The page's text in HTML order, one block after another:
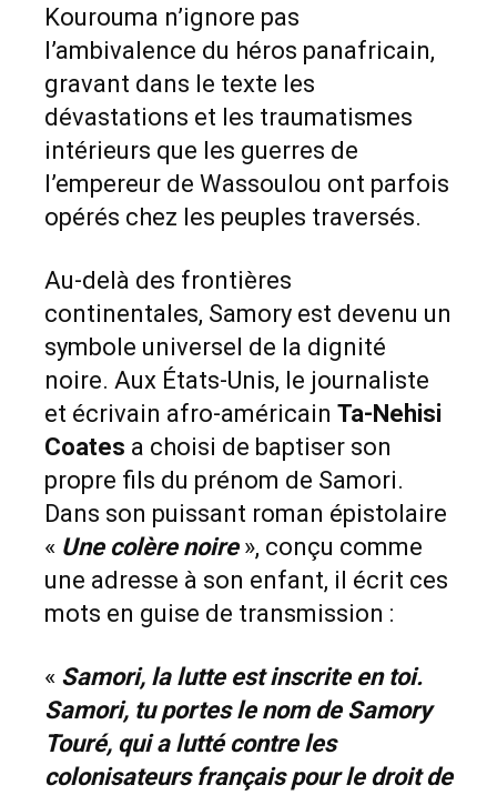
Kourouma n’ignore pas
l’ambivalence du héros panafricain,
gravant dans le texte les
dévastations et les traumatismes
intérieurs que les guerres de
l’empereur de Wassoulou ont parfois
opérés chez les peuples traversés.
Au-delà des frontières
continentales, Samory est devenu un
symbole universel de la dignité
noire. Aux États-Unis, le journaliste
et écrivain afro-américain Ta-Nehisi
Coates a choisi de baptiser son
propre fils du prénom de Samori.
Dans son puissant roman épistolaire
« Une colère noire », conçu comme
une adresse à son enfant, il écrit ces
mots en guise de transmission :
« Samori, la lutte est inscrite en toi.
Samori, tu portes le nom de Samory
Touré, qui a lutté contre les
colonisateurs français pour le droit de